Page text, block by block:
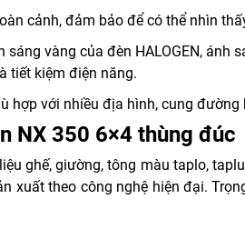
cảnh, đảm bảo để có thể nhìn
vàng của đèn HALOGEN, ánh
tiết kiệm điện năng.
hợp với nhiều địa hình, cung
NX 350 6×4 thùng đúc
ghế, giường, tông màu taplo,
xuất theo công nghệ hiện đại.